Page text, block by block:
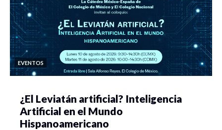
EVENTOS
¿El Leviatán artificial? Inteligencia
Artificial en el Mundo
Hispanoamericano